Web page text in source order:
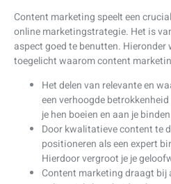
Content marketing speelt een
online marketingstrategie. Het is
aspect goed te benutten. Hieronder
toegelicht waarom content
Het delen van relevante en
een verhoogde
je hen boeien en aan je
Door kwalitatieve content te
positioneren als een expert
Hierdoor vergroot je je
Content marketing draagt bij